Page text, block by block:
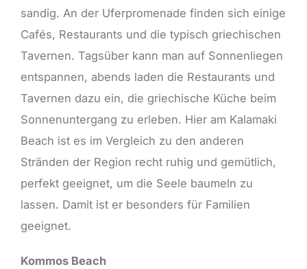
sandig. An der Uferpromenade finden sich einige
Cafés, Restaurants und die typisch griechischen
Tavernen. Tagsüber kann man auf Sonnenliegen
entspannen, abends laden die Restaurants und
Tavernen dazu ein, die griechische Küche beim
Sonnenuntergang zu erleben. Hier am Kalamaki
Beach ist es im Vergleich zu den anderen
Stränden der Region recht ruhig und gemütlich,
perfekt geeignet, um die Seele baumeln zu
lassen. Damit ist er besonders für Familien
geeignet.
Kommos Beach